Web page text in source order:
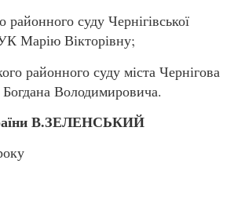
районного суду Чернігівської
Марію Вікторівну;
районного суду міста Чернігова
Володимировича.
В.ЗЕЛЕНСЬКИЙ